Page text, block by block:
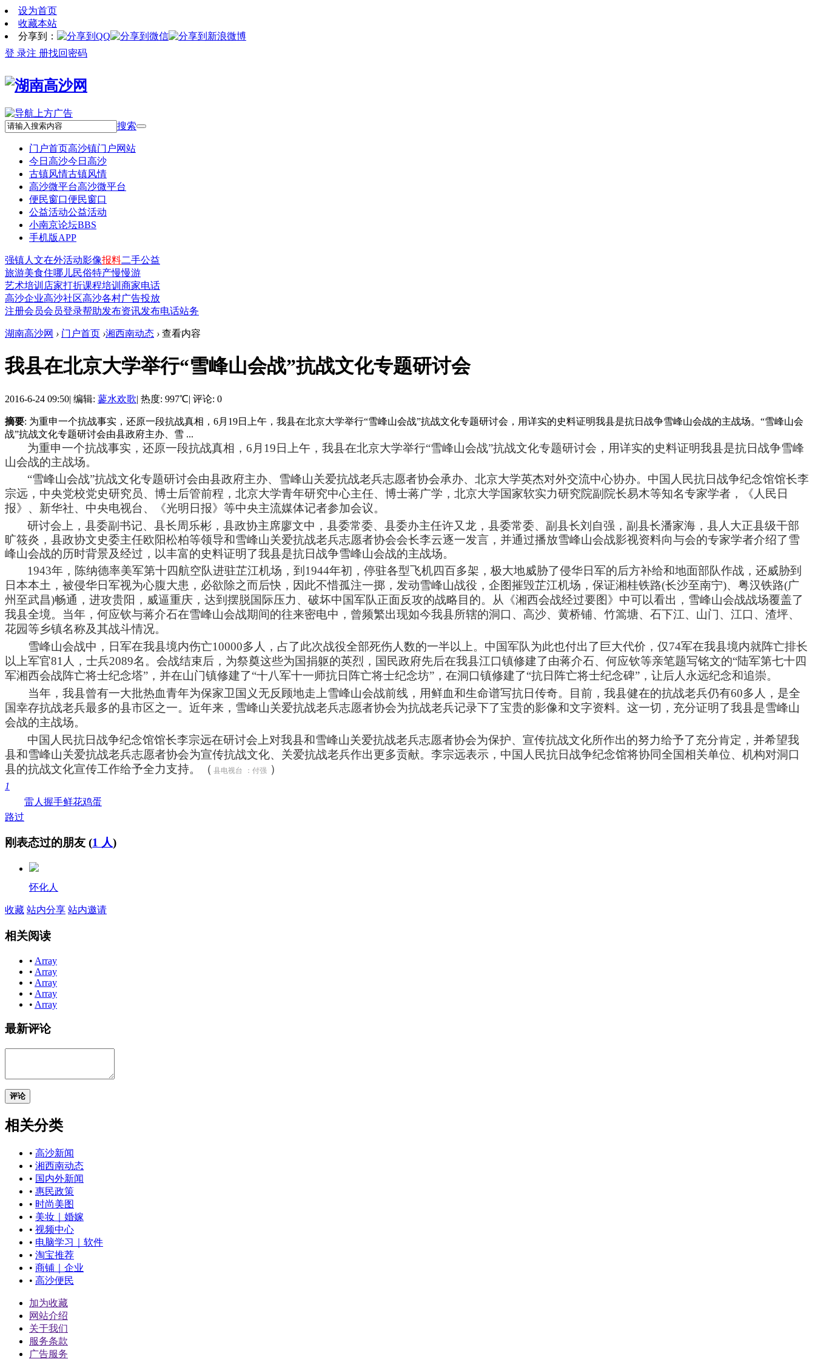
设为首页
收藏本站
分享到：
登 录注 册找回密码
搜索
门户首页高沙镇门户网站
今日高沙今日高沙
古镇风情古镇风情
高沙微平台高沙微平台
便民窗口便民窗口
公益活动公益活动
小南京论坛BBS
手机版APP
强镇人文在外活动影像报料二手公益
旅游美食住哪儿民俗特产慢慢游
艺术培训 店家打折课程培训 商家电话
高沙企业高沙社区高沙各村广告投放
注册会员会员登录帮助发布资讯发布电话站务
湖南高沙网 › 门户首页 ›湘西南动态 › 查看内容
我县在北京大学举行“雪峰山会战”抗战文化专题研讨会
2016-6-24 09:50| 编辑: 蓼水欢歌| 热度: 997℃| 评论: 0
摘要: 为重申一个抗战事实，还原一段抗战真相，6月19日上午，我县在北京大学举行“雪峰山会战”抗战文化专题研讨会，用详实的史料证明我县是抗日战争雪峰山会战的主战场。“雪峰山会
战”抗战文化专题研讨会由县政府主办、雪 ...
为重申一个抗战事实，还原一段抗战真相，6 月 19日上午 ，我县在北京大学举行“雪峰山会战”抗战文化专题研讨会，用详实的史料证明我县是抗日战争雪峰
山会战的主战场。
“雪峰山会战”抗战文化专题研讨会由县政府主办、雪峰山关爱抗战老兵志愿者协会承办、北京大学英杰对外交流中心协办。中国人民抗日战争纪念馆馆长李
宗远，中央党校党史研究员、博士后管前程，北京大学青年研究中心主任、博士蒋广学，北京大学国家软实力研究院副院长易木等知名专家学者，《人民日
报》、新华社、中央电视台、《光明日报》等中央主流媒体记者参加会议。
研讨会上，县委副书记、县长周乐彬，县政协主席廖文中，县委常委、县委办主任许又龙，县委常委、副县长刘自强，副县长潘家海，县人大正县级干部
旷筱炎，县政协文史委主任欧阳松柏等领导和雪峰山关爱抗战老兵志愿者协会会长李云逐一发言，并通过播放雪峰山会战影视资料向与会的专家学者介绍了雪
峰山会战的历时背景及经过，以丰富的史料证明了我县是抗日战争雪峰山会战的主战场。
1943年，陈纳德率美军第十四航空队进驻芷江机场，到 1944年初，停驻各型飞机四百多架，极大地威胁了侵华日军的后方补给和地面部队作战，还威胁到
日本本土，被侵华日军视为心腹大患，必欲除之而后快，因此不惜孤注一掷，发动雪峰山战役，企图摧毁芷江机场，保证湘桂铁路(长沙至南宁)、粤汉铁路(广
州至武昌)畅通，进攻贵阳，威逼重庆，达到摆脱国际压力、破坏中国军队正面反攻的战略目的。从《湘西会战经过要图》中可以看出，雪峰山会战战场覆盖了
我县全境。当年，何应钦与蒋介石在雪峰山会战期间的往来密电中，曾频繁出现如今我县所辖的洞口、高沙、黄桥铺、竹篙塘、石下江、山门、江口、渣坪、
花园等乡镇名称及其战斗情况。
雪峰山会战中，日军在我县境内伤亡10000多人，占了此次战役全部死伤人数的一半以上。中国军队为此也付出了巨大代价，仅74军在我县境内就阵亡排长
以上军官81 人，士兵2089名。会战结束后，为祭奠这些为国捐躯的英烈，国民政府先后在我县江口镇修建了由蒋介石、何应钦等亲笔题写铭文的“陆军第七十四
军湘西会战阵亡将士纪念塔”，并在山门镇修建了“十八军十一师抗日阵亡将士纪念坊”，在洞口镇修建了“抗日阵亡将士纪念碑”，让后人永远纪念和追崇。
当年，我县曾有一大批热血青年为保家卫国义无反顾地走上雪峰山会战前线，用鲜血和生命谱写抗日传奇。目前，我县健在的抗战老兵仍有60多人，是全
国幸存抗战老兵最多的县市区之一。近年来，雪峰山关爱抗战老兵志愿者协会为抗战老兵记录下了宝贵的影像和文字资料。这一切，充分证明了我县是雪峰山
会战的主战场。
中国人民抗日战争纪念馆馆长李宗远在研讨会上对我县和雪峰山关爱抗战老兵志愿者协会为保护、宣传抗战文化所作出的努力给予了充分肯定，并希望我
县和雪峰山关爱抗战老兵志愿者协会为宣传抗战文化、关爱抗战老兵作出更多贡献。李宗远表示，中国人民抗日战争纪念馆将协同全国相关单位、机构对洞口
县的抗战文化宣传工作给予全力支持。（ 县电视台 ：付强 ）
1
路过
雷人 握手鲜花鸡蛋
刚表态过的朋友 (1 人)
怀化人
收藏 站内分享 站内邀请
相关阅读
• Array
• Array
• Array
• Array
• Array
最新评论
评论
相关分类
• 高沙新闻
• 湘西南动态
• 国内外新闻
• 惠民政策
• 时尚美图
• 美妆｜婚嫁
• 视频中心
• 电脑学习｜软件
• 淘宝推荐
• 商铺｜企业
• 高沙便民
加为收藏
网站介绍
关于我们
服务条款
广告服务